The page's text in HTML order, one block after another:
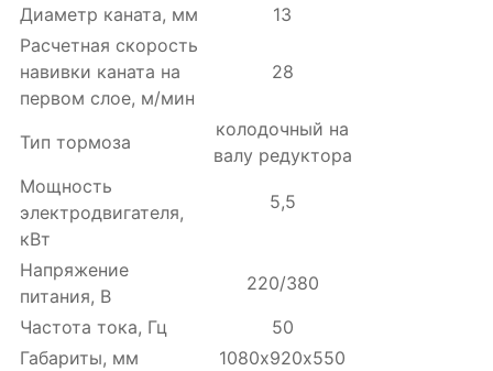
Диаметр каната, мм
13
Расчетная скорость
навивки каната на
первом слое, м/мин
28
Тип тормоза
колодочный на
валу редуктора
Мощность
электродвигателя,
кВт
5,5
Напряжение
питания, В
220/380
Частота тока, Гц
50
Габариты, мм
1080х920х550